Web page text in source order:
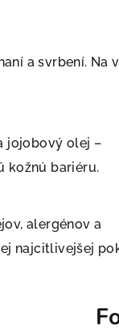
a svrbení. Na
jojobový olej –
kožnú bariéru.
alergénov a
najcitlivejšej